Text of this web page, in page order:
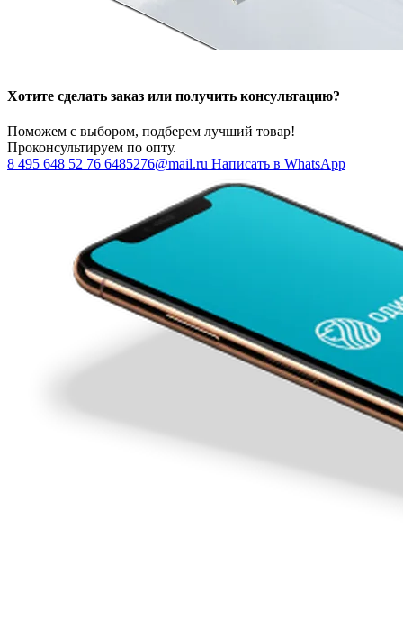
Хотите сделать заказ или получить консультацию?
Поможем с выбором, подберем лучший товар!
Проконсультируем по опту.
8 495 648 52 76 6485276@mail.ru Написать в WhatsApp